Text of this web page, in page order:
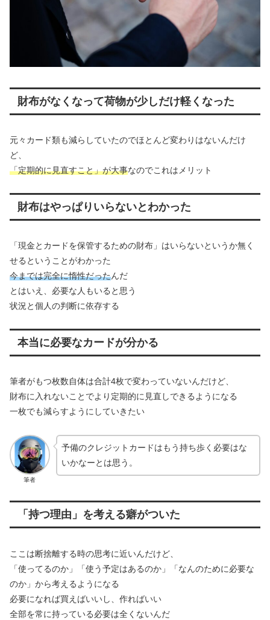
財布がなくなって荷物が少しだけ軽くなった
元々カード類も減らしていたのでほとんど変わりはないんだけ
ど、
「定期的に見直すこと」が大事なのでこれはメリット
財布はやっぱりいらないとわかった
「現金とカードを保管するための財布」はいらないというか無く
せるということがわかった
今までは完全に惰性だったんだ
とはいえ、必要な人もいると思う
状況と個人の判断に依存する
本当に必要なカードが分かる
筆者がもつ枚数自体は合計4枚で変わっていないんだけど、
財布に入れないことでより定期的に見直しできるようになる
一枚でも減らすようにしていきたい
筆者
予備のクレジットカードはもう持ち歩く必要はな
いかなーとは思う。
「持つ理由」を考える癖がついた
ここは断捨離する時の思考に近いんだけど、
「使ってるのか」「使う予定はあるのか」「なんのために必要な
のか」から考えるようになる
必要になれば買えばいいし、作ればいい
全部を常に持っている必要は全くないんだ